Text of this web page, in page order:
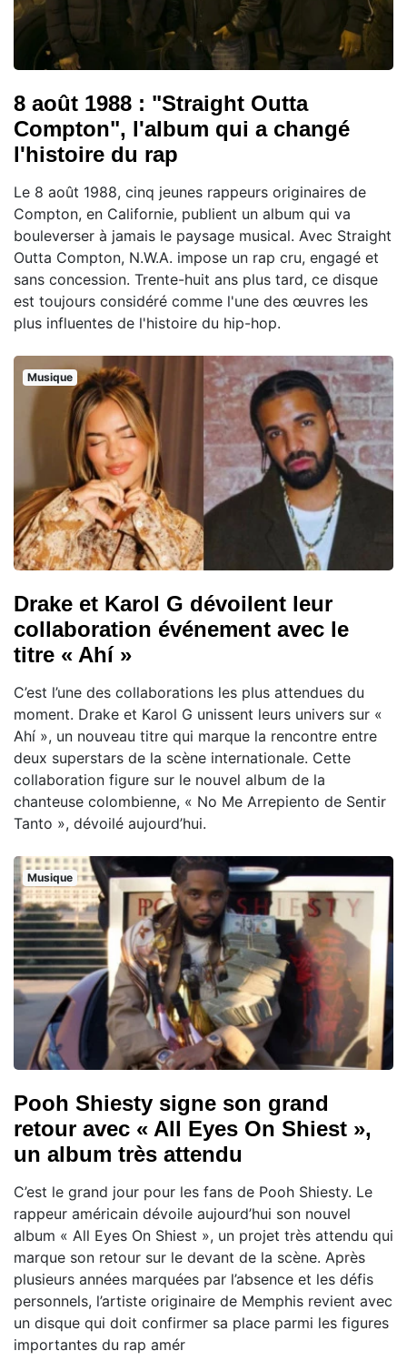
8 août 1988 : "Straight Outta
Compton", l'album qui a changé
l'histoire du rap
Le 8 août 1988, cinq jeunes rappeurs originaires de
Compton, en Californie, publient un album qui va
bouleverser à jamais le paysage musical. Avec Straight
Outta Compton, N.W.A. impose un rap cru, engagé et
sans concession. Trente-huit ans plus tard, ce disque
est toujours considéré comme l'une des œuvres les
plus influentes de l'histoire du hip-hop.
Musique
Drake et Karol G dévoilent leur
collaboration événement avec le
titre « Ahí »
C’est l’une des collaborations les plus attendues du
moment. Drake et Karol G unissent leurs univers sur «
Ahí », un nouveau titre qui marque la rencontre entre
deux superstars de la scène internationale. Cette
collaboration figure sur le nouvel album de la
chanteuse colombienne, « No Me Arrepiento de Sentir
Tanto », dévoilé aujourd’hui.
Musique
Pooh Shiesty signe son grand
retour avec « All Eyes On Shiest »,
un album très attendu
C’est le grand jour pour les fans de Pooh Shiesty. Le
rappeur américain dévoile aujourd’hui son nouvel
album « All Eyes On Shiest », un projet très attendu qui
marque son retour sur le devant de la scène. Après
plusieurs années marquées par l’absence et les défis
personnels, l’artiste originaire de Memphis revient avec
un disque qui doit confirmer sa place parmi les figures
importantes du rap amér